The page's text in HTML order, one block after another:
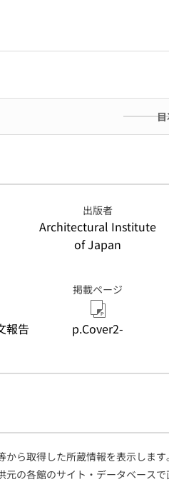
出版者
Architectural Institute
of Japan
報告
掲載ページ
p.Cover2-
ら取得した所蔵情報を表示します。
の各館のサイト・データベース